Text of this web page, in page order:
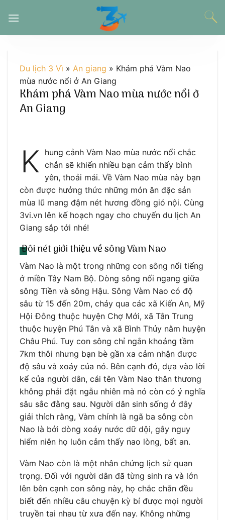
đến
Du lịch 3 Vì » An giang » Khám phá Vàm Nao
mùa nước nổi ở An Giang
Khám phá Vàm Nao mùa nước nổi ở
An Giang
K hung cảnh Vàm Nao mùa nước nổi chắc
chắn sẽ khiến nhiều bạn cảm thấy bình
yên, thoải mái. Về Vàm Nao mùa này bạn
còn được hưởng thức những món ăn đặc sản
mùa lũ mang đậm nét hương đồng gió nội. Cùng
3vi.vn lên kế hoạch ngay cho chuyến du lịch An
Giang sắp tới nhé!
Đôi nét giới thiệu về sông Vàm Nao
Vàm Nao là một trong những con sông nổi tiếng
ở miền Tây Nam Bộ. Dòng sông nối ngang giữa
sông Tiền và sông Hậu. Sông Vàm Nao có độ
sâu từ 15 đến 20m, chảy qua các xã Kiến An, Mỹ
Hội Đông thuộc huyện Chợ Mới, xã Tân Trung
thuộc huyện Phú Tân và xã Bình Thủy nằm huyện
Châu Phú. Tuy con sông chỉ ngắn khoảng tầm
7km thôi nhưng bạn bè gần xa cảm nhận được
độ sâu và xoáy của nó. Bên cạnh đó, dựa vào lời
kể của người dân, cái tên Vàm Nao thân thương
không phải đặt ngẫu nhiên mà nó còn có ý nghĩa
sâu sắc đằng sau. Người dân sinh sống ở đây
giải thích rằng, Vàm chính là ngã ba sông còn
Nao là bởi dòng xoáy nước dữ dội, gây nguy
hiểm niên họ luôn cảm thấy nao lòng, bất an.
Vàm Nao còn là một nhân chứng lịch sử quan
trọng. Đối với người dân đã từng sinh ra và lớn
lên bên cạnh con sông này, họ chắc chắn đều
biết đến nhiều câu chuyện kỳ bí được mọi người
truyền tai nhau từ xưa đến nay. Không những